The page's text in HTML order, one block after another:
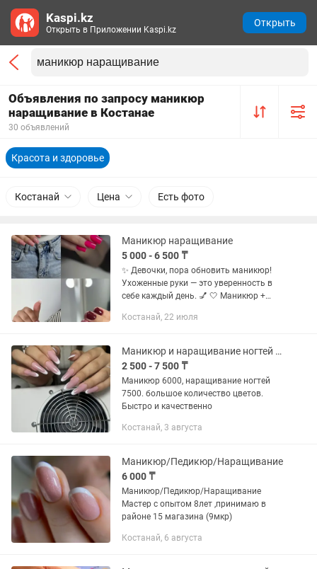
Объявления по запросу маникюр
наращивание в Костанае
30 объявлений
Красота и здоровье
Костанай Цена Есть фото
Маникюр наращивание
5 000 - 6 500 ₸
✨ Девочки, пора обновить маникюр!
Ухоженные руки — это уверенность в
себе каждый день. 💅 🤍 Маникюр +
ногтей-6000-6500 • Чистая обработка •
Костанай, 22 июля
Маникюр и наращивание ногтей Кск салон
2 500 - 7 500 ₸
Маникюр 6000, наращивание ногтей
7500. большое количество цветов.
Быстро и качественно
Костанай, 3 августа
Маникюр/Педикюр/Наращивание
6 000 ₸
Маникюр/Педикюр/Наращивание
Мастер с опытом 8лет ,принимаю в
районе 15 магазина (9мкр)
Костанай, 6 августа
Kaspi.kz
Открыть в Приложении Kaspi.kz
Открыть